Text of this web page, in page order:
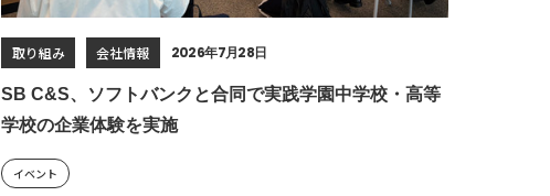
取り組み 会社情報 2026年7月28日
SB C&S、ソフトバンクと合同で実践学園中学校・高等
学校の企業体験を実施
イベント